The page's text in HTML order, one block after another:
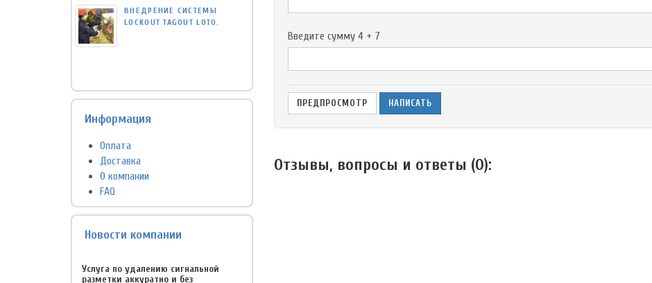
Введите сумму 4 + 7
Отзывы, вопросы и ответы (0):
ВНЕДРЕНИЕ СИСТЕМЫ
LOCKOUT TAGOUT LOTO.
Информация
Оплата
Доставка
О компании
FAQ
Новости компании
Услуга по удалению сигнальной
разметки аккуратно и без